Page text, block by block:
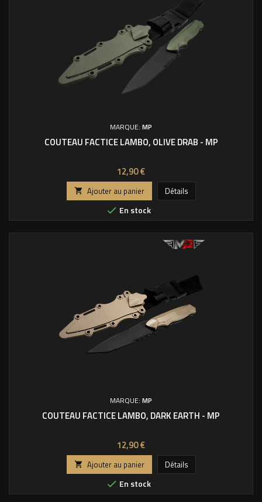
MARQUE: MP
COUTEAU FACTICE LAMBO, OLIVE DRAB - MP
Prix
12,90 €
 Ajouter au panier
Détails
 En stock
MARQUE: MP
COUTEAU FACTICE LAMBO, DARK EARTH - MP
Prix
12,90 €
 Ajouter au panier
Détails
 En stock